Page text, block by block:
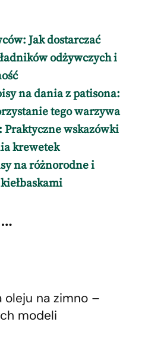
Jak dostarczać
odżywczych i
na dania z patisona:
tego warzywa
Praktyczne wskazówki
krewetek
na różnorodne i
oleju na zimno –
modeli